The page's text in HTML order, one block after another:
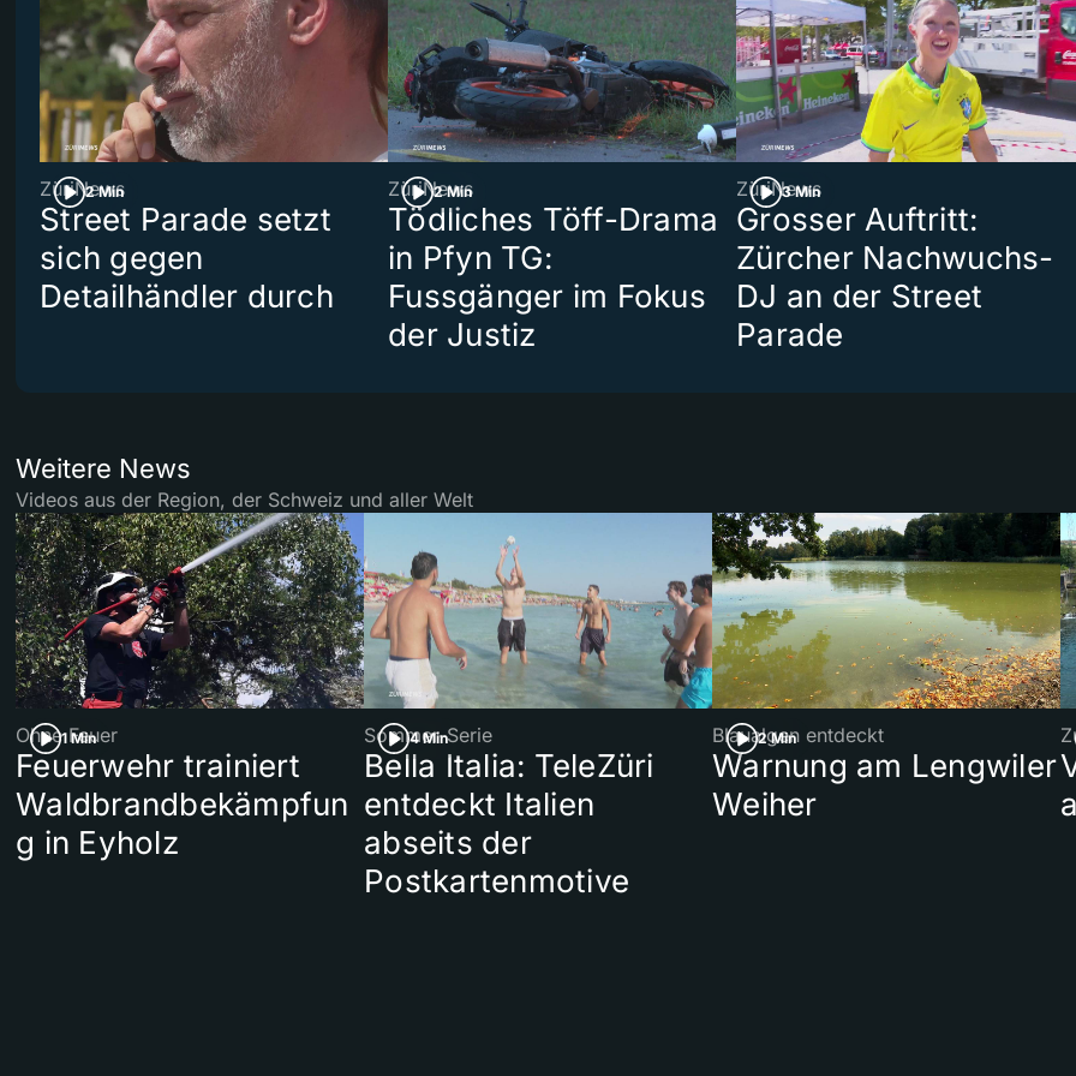
2 Min
ZüriNews
Street Parade setzt
sich gegen
Detailhändler durch
2 Min
ZüriNews
Tödliches Töff-Drama
in Pfyn TG:
Fussgänger im Fokus
der Justiz
3 Min
ZüriNews
Grosser Auftritt:
Zürcher Nachwuchs-
DJ an der Street
Parade
Weitere News
Videos aus der Region, der Schweiz und aller Welt
1 Min
Ohne Feuer
Feuerwehr trainiert
Waldbrandbekämpfun
g in Eyholz
4 Min
Sommer-Serie
Bella Italia: TeleZüri
entdeckt Italien
abseits der
Postkartenmotive
2 Min
Blaualgen entdeckt
Warnung am Lengwiler
Weiher